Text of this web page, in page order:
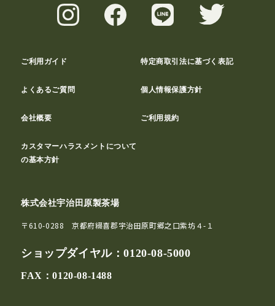
ご利用ガイド 特定商取引法に基づく表記
よくあるご質問 個人情報保護方針
会社概要 ご利用規約
カスタマーハラスメントについて
の基本方針
株式会社宇治田原製茶場
〒610-0288 京都府綴喜郡宇治田原町郷之口紫坊４-１
ショップダイヤル：0120-08-5000
FAX：0120-08-1488